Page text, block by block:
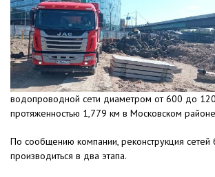
водопроводной сети диаметром от 600 до
протяженностью 1,779 км в Московском
По сообщению компании, реконструкция сетей
производиться в два этапа.